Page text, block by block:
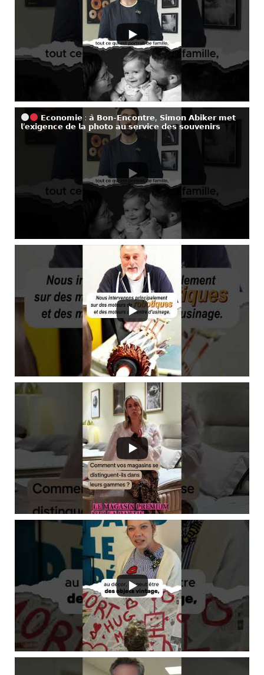
𝗘𝗰𝗼𝗻𝗼𝗺𝗶𝗲 : 𝗮̀ 𝗕𝗼𝗻-𝗘𝗻𝗰𝗼𝗻𝘁𝗿𝗲, 𝗦𝗶𝗺𝗼𝗻 𝗔𝗯𝗶𝗸𝗲𝗿 𝗺𝗲𝘁
𝗹’𝗲𝘅𝗶𝗴𝗲𝗻𝗰𝗲 𝗱𝗲 𝗹𝗮 𝗽𝗵𝗼𝘁𝗼 𝗮𝘂 𝘀𝗲𝗿𝘃𝗶𝗰𝗲 𝗱𝗲𝘀 𝘀𝗼𝘂𝘃𝗲𝗻𝗶𝗿𝘀